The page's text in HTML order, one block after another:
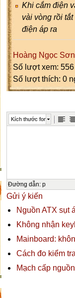
Khi cắm điện
vài vòng rồi
điện áp ra
Hoàng Ngọc Sơn
Số lượt xem: 556
Số lượt thích: 0
Kích thước font
Đường dẫn: p
Gửi ý kiến
Nguồn ATX sụt
Không nhận
Mainboard:
Cách đo kiểm
Mạch cấp